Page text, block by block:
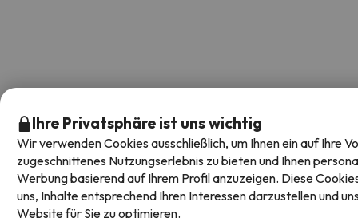
Ihre Privatsphäre ist uns wichtig
Wir verwenden Cookies ausschließlich, um Ihnen ein auf Ihre
zugeschnittenes Nutzungserlebnis zu bieten und Ihnen
Werbung basierend auf Ihrem Profil anzuzeigen. Diese
uns, Inhalte entsprechend Ihren Interessen darzustellen und
Website für Sie zu optimieren.